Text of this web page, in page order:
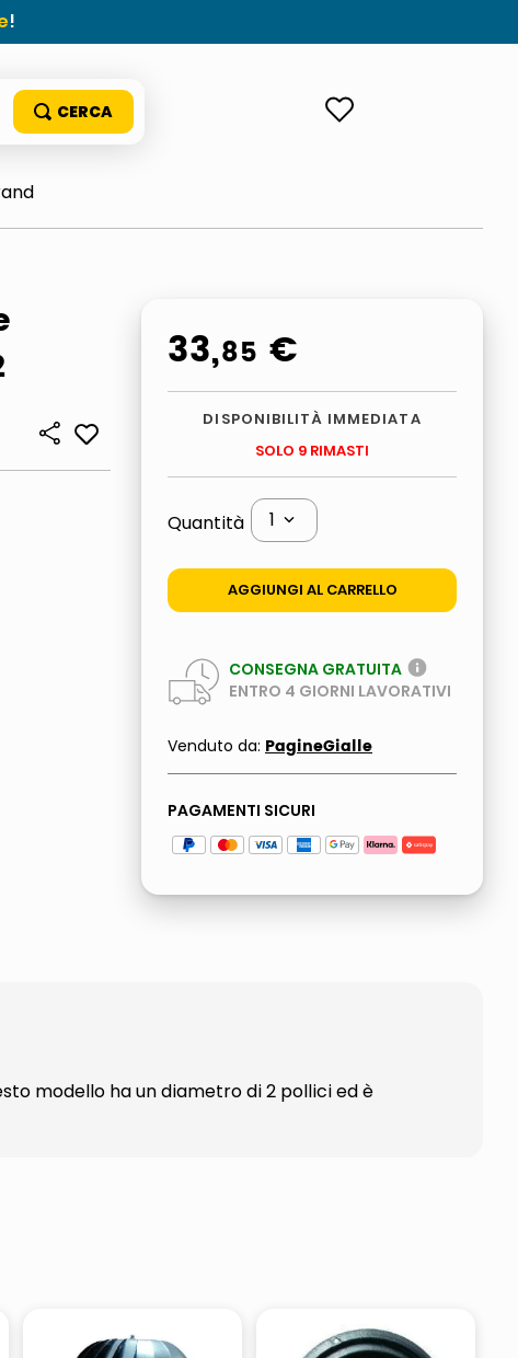
!
33,85 €
DISPONIBILITÀ IMMEDIATA
SOLO 9 RIMASTI
Quantità 1
AGGIUNGI AL CARRELLO
CONSEGNA GRATUITA
ENTRO 4 GIORNI LAVORATIVI
Venduto da: PagineGialle
PAGAMENTI SICURI
modello ha un diametro di 2 pollici ed è